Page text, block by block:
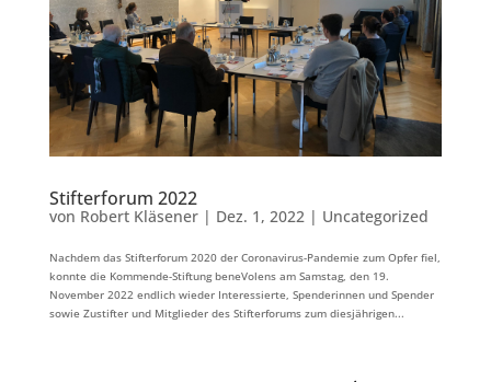
Stifterforum 2022
von Robert Kläsener| Dez. 1, 2022 | Uncategorized
Nachdem das Stifterforum 2020 der Coronavirus-Pandemie zum Opfer fiel,
konnte die Kommende-Stiftung beneVolens am Samstag, den 19.
November 2022 endlich wieder Interessierte, Spenderinnen und Spender
sowie Zustifter und Mitglieder des Stifterforums zum diesjährigen...